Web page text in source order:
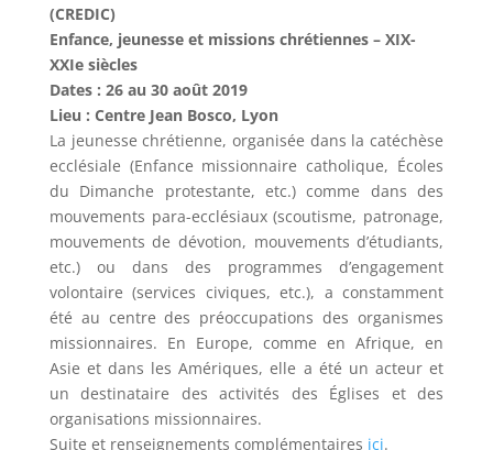
(CREDIC)
Enfance, jeunesse et missions chrétiennes – XIX-
XXIe siècles
Dates : 26 au 30 août 2019
Lieu : Centre Jean Bosco, Lyon
La jeunesse chrétienne, organisée dans la catéchèse
ecclésiale (Enfance missionnaire catholique, Écoles
du Dimanche protestante, etc.) comme dans des
mouvements para-ecclésiaux (scoutisme, patronage,
mouvements de dévotion, mouvements d’étudiants,
etc.) ou dans des programmes d’engagement
volontaire (services civiques, etc.), a constamment
été au centre des préoccupations des organismes
missionnaires. En Europe, comme en Afrique, en
Asie et dans les Amériques, elle a été un acteur et
un destinataire des activités des Églises et des
organisations missionnaires.
Suite et renseignements complémentaires ici.